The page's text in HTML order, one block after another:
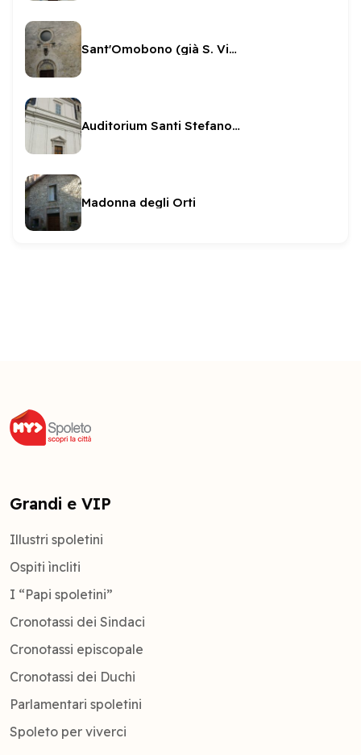
Sant'Omobono (già S. Vincenzo)
Auditorium Santi Stefano e Tommaso
Madonna degli Orti
Grandi e VIP
Illustri spoletini
Ospiti ìncliti
I “Papi spoletini”
Cronotassi dei Sindaci
Cronotassi episcopale
Cronotassi dei Duchi
Parlamentari spoletini
Spoleto per viverci